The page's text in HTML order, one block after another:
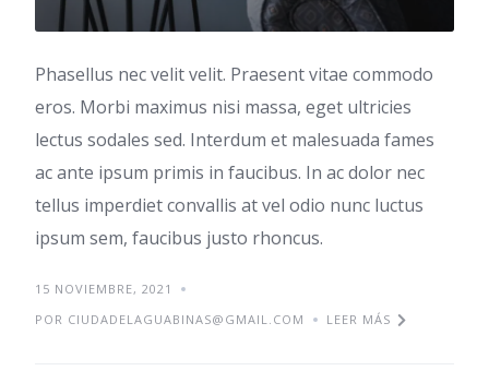
Phasellus nec velit velit. Praesent vitae commodo
eros. Morbi maximus nisi massa, eget ultricies
lectus sodales sed. Interdum et malesuada fames
ac ante ipsum primis in faucibus. In ac dolor nec
tellus imperdiet convallis at vel odio nunc luctus
ipsum sem, faucibus justo rhoncus.
15 NOVIEMBRE, 2021
POR CIUDADELAGUABINAS@GMAIL.COM
LEER MÁS